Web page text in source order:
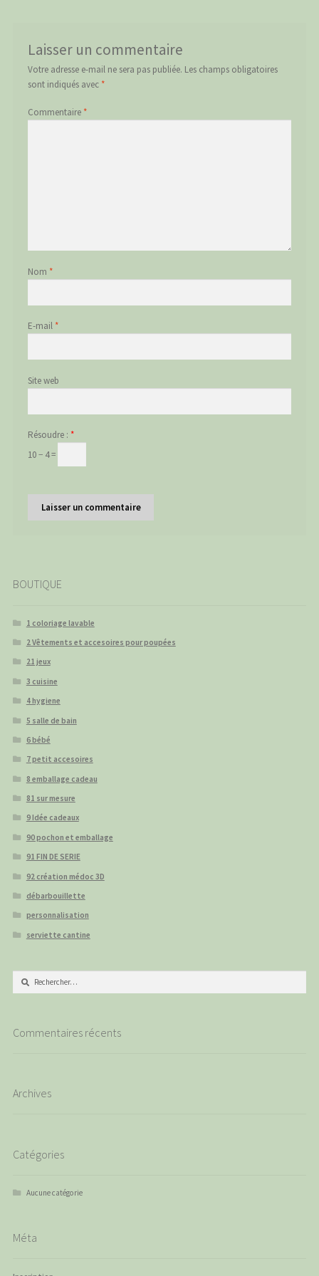
Laisser un commentaire
Votre adresse e-mail ne sera pas publiée. Les champs obligatoires
sont indiqués avec *
Commentaire *
Nom *
E-mail *
Site web
Résoudre : *
10 − 4 =
BOUTIQUE
1 coloriage lavable
2 Vêtements et accesoires pour poupées
21 jeux
3 cuisine
4 hygiene
5 salle de bain
6 bébé
7 petit accesoires
8 emballage cadeau
81 sur mesure
9 Idée cadeaux
90 pochon et emballage
91 FIN DE SERIE
92 création médoc 3D
débarbouillette
personnalisation
serviette cantine
Rechercher :
Commentaires récents
Archives
Catégories
Aucune catégorie
Méta